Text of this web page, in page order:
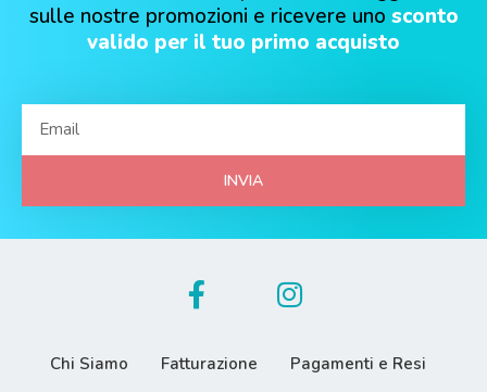
sulle nostre promozioni e ricevere uno sconto
valido per il tuo primo acquisto
INVIA
Chi Siamo Fatturazione Pagamenti e Resi